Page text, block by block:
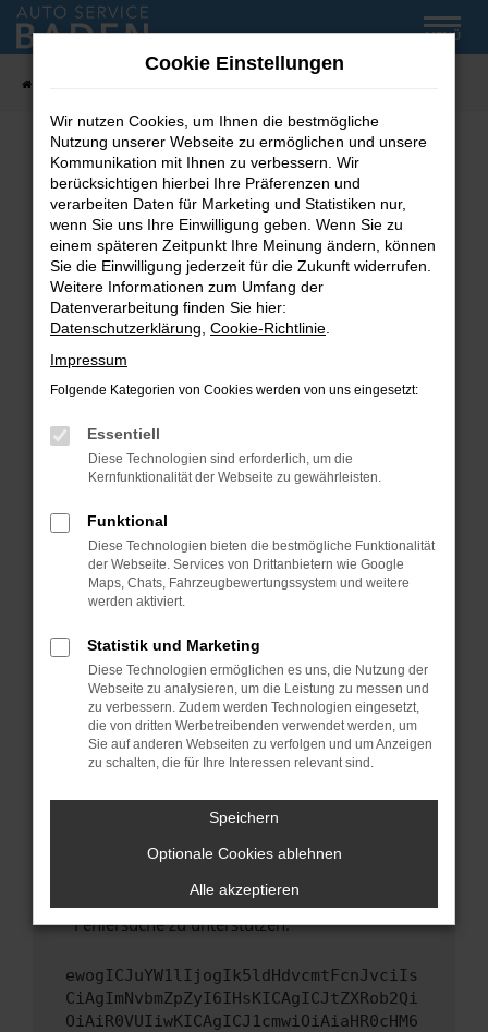
Zum
Hauptinhalt
MENÜ
Fehler: Network Error
Beim Laden ist ein Fehler aufgetreten.
Hier sind ein paar Tipps, die dir helfen können:
Überprüfe deine Firewall und deine
Internetverbindung.
Laden andere Webseiten, zum Beispiel deine
Suchmaschine?
Prüfe deine Browsererweiterungen.
können das Laden bestimmter Seiten
verhindern. Funktioniert die Seite in einem
Fenster?
Starte dein Gerät neu.
Das kann manchmal helfen, vorübergehende
Probleme zu beheben.
Betriebssystem auf dem neuesten Stand
sind.
Veraltete Software birgt nicht nur ein
Sicherheitsrisiko, sondern kann auch dazu
führen, dass bestimmte Funktionen nicht mehr
unterstützt werden.
Wende dich an den Webseitenbetreiber.
Wenn du alle oben genannten Schritte versucht
hast, kontaktiere uns bitte. Wir werden
uns diesen Text schicken, um uns bei der
Fehlersuche zu unterstützen:
ewogICJuYW1lIjogIk5ldHdvcmtFcnJvciIs
CiAgImNvbmZpZyI6IHsKICAgICJtZXRob2Qi
OiAiR0VUIiwKICAgICJ1cmwiOiAiaHR0cHM6
Cookie Einstellungen
Wir nutzen Cookies, um Ihnen die bestmögliche
Nutzung unserer Webseite zu ermöglichen und unsere
Kommunikation mit Ihnen zu verbessern. Wir
berücksichtigen hierbei Ihre Präferenzen und
verarbeiten Daten für Marketing und Statistiken nur,
wenn Sie uns Ihre Einwilligung geben. Wenn Sie zu
einem späteren Zeitpunkt Ihre Meinung ändern, können
Sie die Einwilligung jederzeit für die Zukunft widerrufen.
Weitere Informationen zum Umfang der
Datenverarbeitung finden Sie hier:
Datenschutzerklärung Cookie-Richtlinie
Impressum
Folgende Kategorien von Cookies werden von uns eingesetzt:
Essentiell
Diese Technologien sind erforderlich, um die
Kernfunktionalität der Webseite zu gewährleisten.
Funktional
Diese Technologien bieten die bestmögliche Funktionalität
der Webseite. Services von Drittanbietern wie Google
Maps, Chats, Fahrzeugbewertungssystem und weitere
werden aktiviert.
Statistik und Marketing
Diese Technologien ermöglichen es uns, die Nutzung der
Webseite zu analysieren, um die Leistung zu messen und
zu verbessern. Zudem werden Technologien eingesetzt,
die von dritten Werbetreibenden verwendet werden, um
Sie auf anderen Webseiten zu verfolgen und um Anzeigen
zu schalten, die für Ihre Interessen relevant sind.
Speichern
Optionale Cookies ablehnen
Alle akzeptieren